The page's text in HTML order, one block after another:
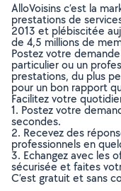
AlloVoisins c’est la
prestations de
2013 et plébiscitée
de 4,5 millions de
Postez votre
particulier ou un
prestations, du plus
pour un bon rapport
Facilitez votre
1. Postez votre
secondes.
2. Recevez des
professionnels en
3. Echangez avec les
sécurisée et faites
C’est gratuit et sans